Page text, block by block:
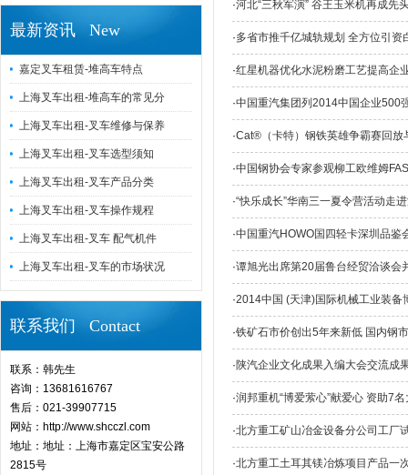
最新资讯 New
嘉定叉车租赁-堆高车特点
上海叉车出租-堆高车的常见分
上海叉车出租-叉车维修与保养
上海叉车出租-叉车选型须知
上海叉车出租-叉车产品分类
上海叉车出租-叉车操作规程
上海叉车出租-叉车 配气机件
上海叉车出租-叉车的市场状况
联系我们 Contact
联系：韩先生
咨询：13681616767
售后：021-39907715
网站：http://www.shcczl.com
地址：地址：上海市嘉定区宝安公路
2815号
·河北“三秋军演” 谷王玉米机再成先
·多省市推千亿城轨规划 全方位引资
·红星机器优化水泥粉磨工艺提高企
·中国重汽集团列2014中国企业500
·Cat®（卡特）钢铁英雄争霸赛回放
·中国钢协会专家参观柳工欧维姆
·“快乐成长”华南三一夏令营活动走
·中国重汽HOWO国四轻卡深圳品鉴
·谭旭光出席第20届鲁台经贸洽谈会
·2014中国 (天津)国际机械工业装备
·铁矿石市价创出5年来新低 国内钢
·陕汽企业文化成果入编大会交流成
·润邦重机“博爱萦心”献爱心 资助7
·北方重工矿山冶金设备分公司工厂
·北方重工土耳其镁冶炼项目产品一